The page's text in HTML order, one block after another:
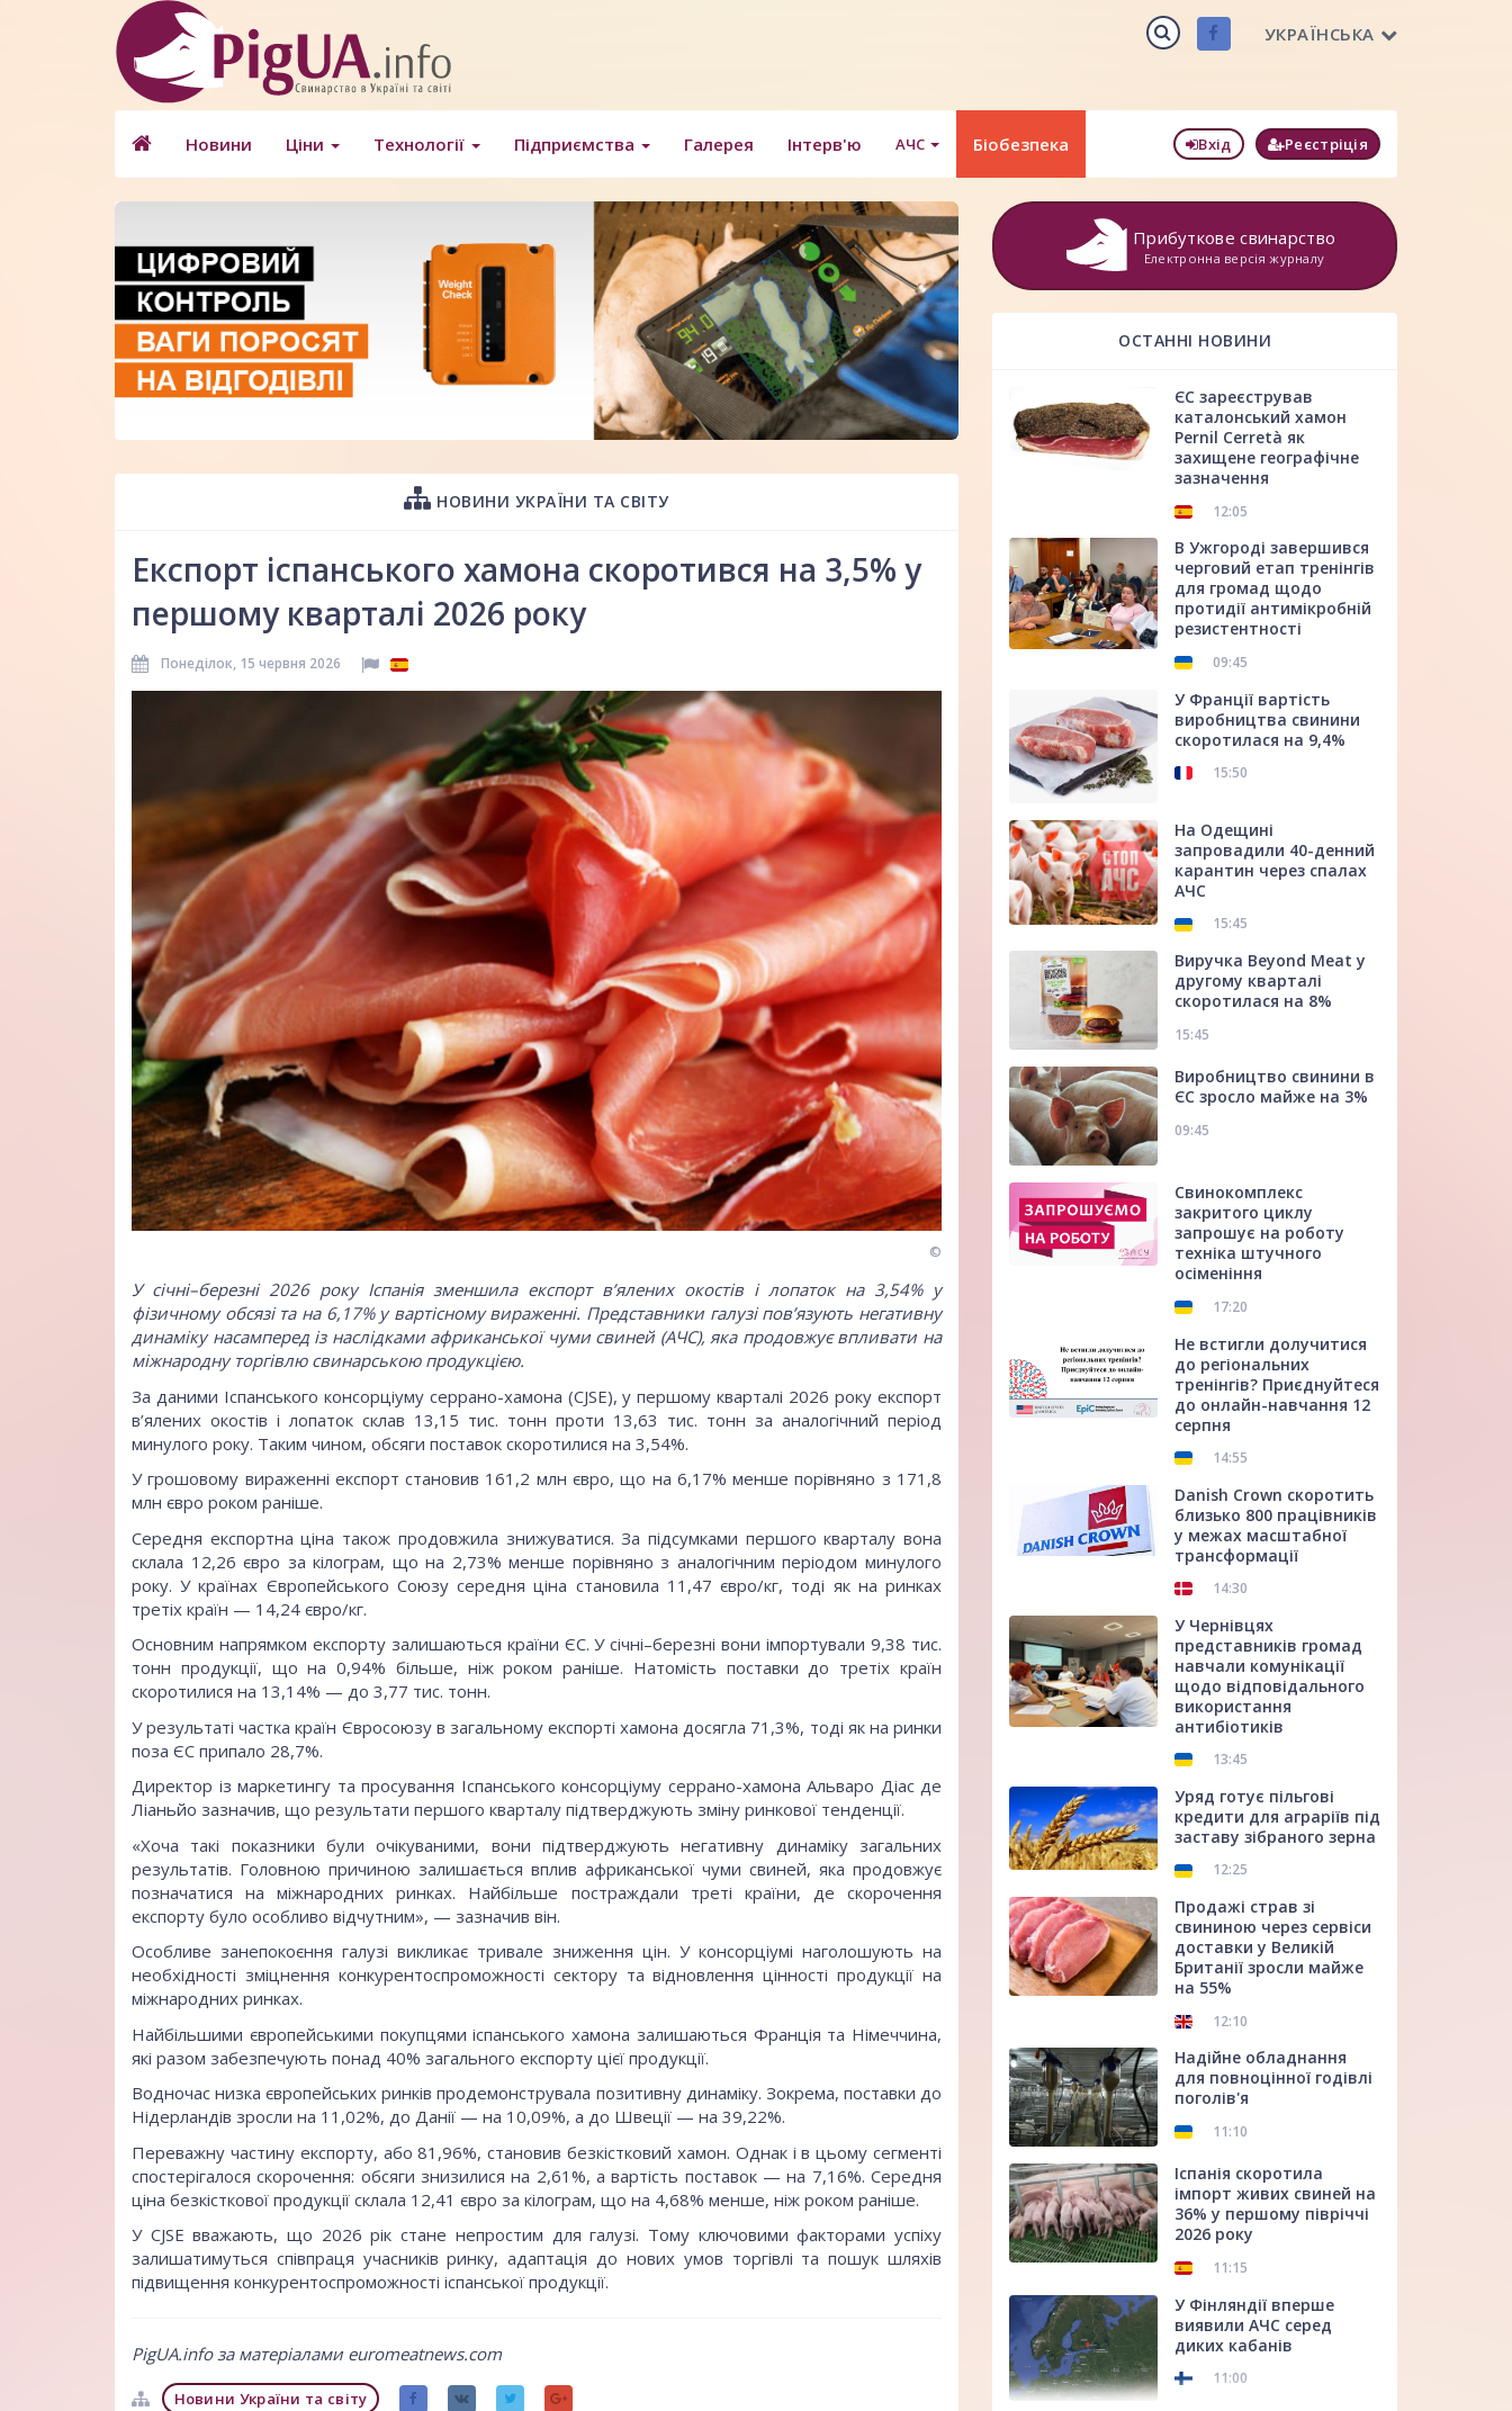
УКРАЇНСЬКА
Новини Ціни Технології Підприємства Галерея Інтерв'ю АЧС Біобезпека Вхід Реєстріція
НОВИНИ УКРАЇНИ ТА СВІТУ
Експорт іспанського хамона скоротився на 3,5% у
першому кварталі 2026 року
Понеділок, 15 червня 2026
©
У січні–березні 2026 року Іспанія зменшила експорт в’ялених окостів і лопаток на 3,54% у
фізичному обсязі та на 6,17% у вартісному вираженні. Представники галузі пов’язують негативну
динаміку насамперед із наслідками африканської чуми свиней (АЧС), яка продовжує впливати на
міжнародну торгівлю свинарською продукцією.
За даними Іспанського консорціуму серрано-хамона (CJSE), у першому кварталі 2026 року експорт
в’ялених окостів і лопаток склав 13,15 тис. тонн проти 13,63 тис. тонн за аналогічний період
минулого року. Таким чином, обсяги поставок скоротилися на 3,54%.
У грошовому вираженні експорт становив 161,2 млн євро, що на 6,17% менше порівняно з 171,8
млн євро роком раніше.
Середня експортна ціна також продовжила знижуватися. За підсумками першого кварталу вона
склала 12,26 євро за кілограм, що на 2,73% менше порівняно з аналогічним періодом минулого
року. У країнах Європейського Союзу середня ціна становила 11,47 євро/кг, тоді як на ринках
третіх країн — 14,24 євро/кг.
Основним напрямком експорту залишаються країни ЄС. У січні–березні вони імпортували 9,38 тис.
тонн продукції, що на 0,94% більше, ніж роком раніше. Натомість поставки до третіх країн
скоротилися на 13,14% — до 3,77 тис. тонн.
У результаті частка країн Євросоюзу в загальному експорті хамона досягла 71,3%, тоді як на ринки
поза ЄС припало 28,7%.
Директор із маркетингу та просування Іспанського консорціуму серрано-хамона Альваро Діас де
Ліаньйо зазначив, що результати першого кварталу підтверджують зміну ринкової тенденції.
«Хоча такі показники були очікуваними, вони підтверджують негативну динаміку загальних
результатів. Головною причиною залишається вплив африканської чуми свиней, яка продовжує
позначатися на міжнародних ринках. Найбільше постраждали треті країни, де скорочення
експорту було особливо відчутним», — зазначив він.
Особливе занепокоєння галузі викликає тривале зниження цін. У консорціумі наголошують на
необхідності зміцнення конкурентоспроможності сектору та відновлення цінності продукції на
міжнародних ринках.
Найбільшими європейськими покупцями іспанського хамона залишаються Франція та Німеччина,
які разом забезпечують понад 40% загального експорту цієї продукції.
Водночас низка європейських ринків продемонструвала позитивну динаміку. Зокрема, поставки до
Нідерландів зросли на 11,02%, до Данії — на 10,09%, а до Швеції — на 39,22%.
Переважну частину експорту, або 81,96%, становив безкістковий хамон. Однак і в цьому сегменті
спостерігалося скорочення: обсяги знизилися на 2,61%, а вартість поставок — на 7,16%. Середня
ціна безкісткової продукції склала 12,41 євро за кілограм, що на 4,68% менше, ніж роком раніше.
У CJSE вважають, що 2026 рік стане непростим для галузі. Тому ключовими факторами успіху
залишатимуться співпраця учасників ринку, адаптація до нових умов торгівлі та пошук шляхів
підвищення конкурентоспроможності іспанської продукції.
PigUA.info за матеріалами euromeatnews.com
Новини України та світу
Прибуткове свинарство
Електронна версія журналу
ОСТАННІ НОВИНИ
ЄС зареєстрував
каталонський хамон
Pernil Cerretà як
захищене географічне
зазначення
12:05
В Ужгороді завершився
черговий етап тренінгів
для громад щодо
протидії антимікробній
резистентності
09:45
У Франції вартість
виробництва свинини
скоротилася на 9,4%
15:50
На Одещині
запровадили 40-денний
карантин через спалах
АЧС
15:45
Виручка Beyond Meat у
другому кварталі
скоротилася на 8%
15:45
Виробництво свинини в
ЄС зросло майже на 3%
09:45
Свинокомплекс
закритого циклу
запрошує на роботу
техніка штучного
осіменіння
17:20
Не встигли долучитися
до регіональних
тренінгів? Приєднуйтеся
до онлайн-навчання 12
серпня
14:55
Danish Crown скоротить
близько 800 працівників
у межах масштабної
трансформації
14:30
У Чернівцях
представників громад
навчали комунікації
щодо відповідального
використання
антибіотиків
13:45
Уряд готує пільгові
кредити для аграріїв під
заставу зібраного зерна
12:25
Продажі страв зі
свининою через сервіси
доставки у Великій
Британії зросли майже
на 55%
12:10
Надійне обладнання
для повноцінної годівлі
поголів'я
11:10
Іспанія скоротила
імпорт живих свиней на
36% у першому півріччі
2026 року
11:15
У Фінляндії вперше
виявили АЧС серед
диких кабанів
11:00